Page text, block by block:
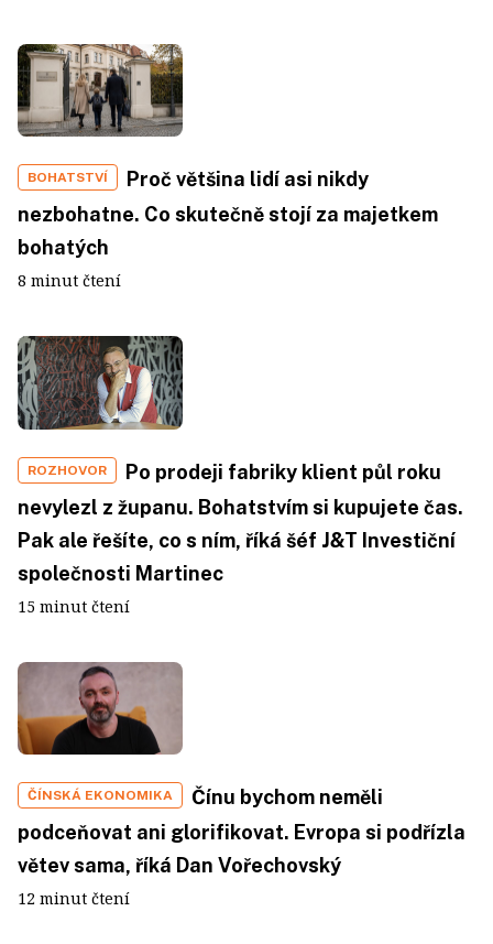
BOHATSTVÍ
Proč většina lidí asi nikdy
nezbohatne. Co skutečně stojí za majetkem
bohatých
8 minut čtení
ROZHOVOR
Po prodeji fabriky klient půl roku
nevylezl z županu. Bohatstvím si kupujete čas.
Pak ale řešíte, co s ním, říká šéf J&T Investiční
společnosti Martinec
15 minut čtení
ČÍNSKÁ EKONOMIKA
Čínu bychom neměli
podceňovat ani glorifikovat. Evropa si podřízla
větev sama, říká Dan Vořechovský
12 minut čtení